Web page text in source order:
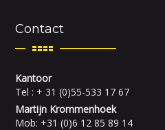
Contact
Kantoor
Tel : + 31 (0)55-533 17 67
Martijn Krommenhoek
Mob: +31 (0)6 12 85 89 14